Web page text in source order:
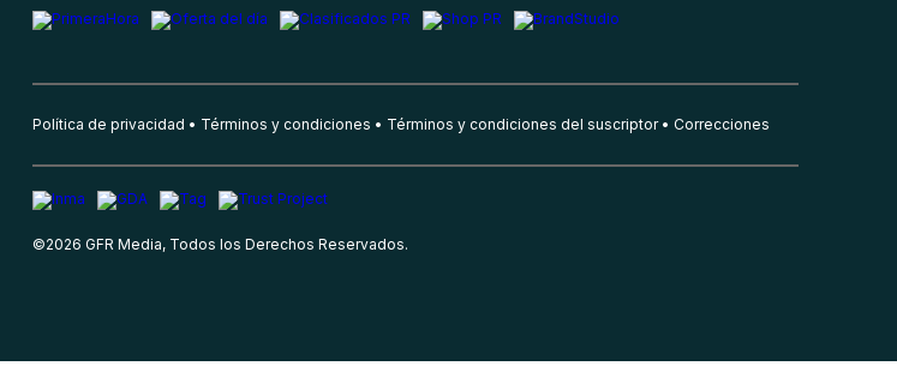
Política de privacidad Términos y condiciones Términos y condiciones del suscriptor Correcciones
©2026 GFR Media, Todos los Derechos Reservados.